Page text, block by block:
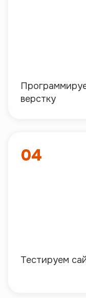
верстку
04
Тестируем